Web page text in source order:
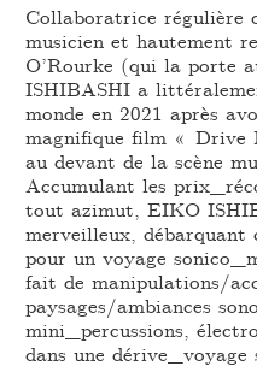
Collaboratrice régulière
musicien et hautement
O’Rourke (qui la porte
ISHIBASHI a
monde en 2021 après
magnifique film «
au devant de la scène
Accumulant les
tout azimut, EIKO
merveilleux,
pour un voyage
fait de manipulations/
paysages/ambiances
mini_percussions,
dans une